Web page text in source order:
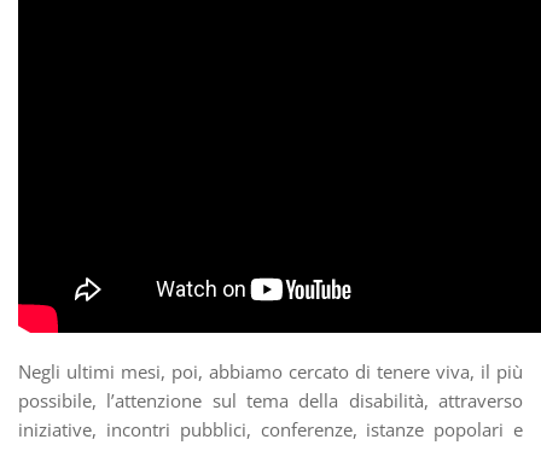
Negli ultimi mesi, poi, abbiamo cercato di tenere viva, il più
possibile, l’attenzione sul tema della disabilità, attraverso
iniziative, incontri pubblici, conferenze, istanze popolari e